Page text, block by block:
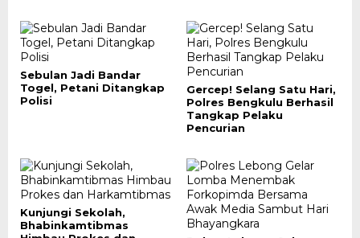
Sebulan Jadi Bandar
Togel, Petani Ditangkap
Polisi
Gercep! Selang Satu Hari,
Polres Bengkulu Berhasil
Tangkap Pelaku
Pencurian
Kunjungi Sekolah,
Bhabinkamtibmas